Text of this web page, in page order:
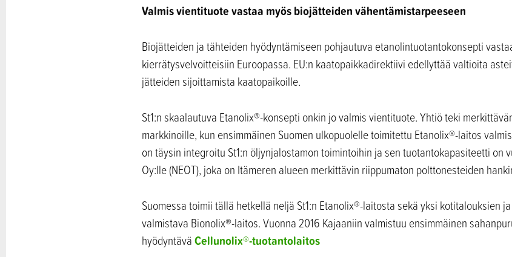
Valmis vientituote vastaa myös biojätteiden vähentämistarpeeseen
Biojätteiden ja tähteiden hyödyntämiseen pohjautuva etanolintuotantokonsepti
kierrätysvelvoitteisiin Euroopassa. EU:n kaatopaikkadirektiivi edellyttää valtioita
jätteiden sijoittamista kaatopaikoille.
St1:n skaalautuva Etanolix®-konsepti onkin jo valmis vientituote. Yhtiö teki
markkinoille, kun ensimmäinen Suomen ulkopuolelle toimitettu Etanolix®-laitos
on täysin integroitu St1:n öljynjalostamon toimintoihin ja sen tuotantokapasiteetti on
Oy:lle (NEOT), joka on Itämeren alueen merkittävin riippumaton polttonesteiden
Suomessa toimii tällä hetkellä neljä St1:n Etanolix®-laitosta sekä yksi kotitalouksien
valmistava Bionolix®-laitos. Vuonna 2016 Kajaaniin valmistuu ensimmäinen
hyödyntäväCellunolix®-tuotantolaitos